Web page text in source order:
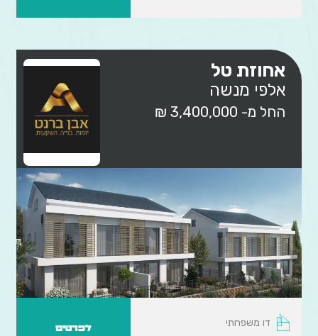
אחוזת טל
אלפי מנשה
החל מ- 3,400,000 ₪
דו משפחתי
לפרטים